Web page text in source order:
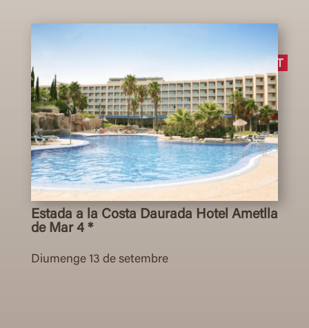
Estada a la Costa Daurada Hotel Ametlla
de Mar 4 *
Diumenge 13 de setembre